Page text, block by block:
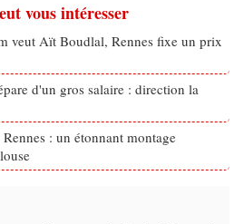
vous intéresser
veut Aït Boudlal, Rennes fixe un prix
d'un gros salaire : direction la
: un étonnant montage